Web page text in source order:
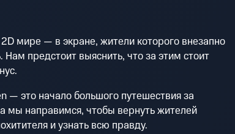
мире — в экране, жители которого внезапно
предстоит выяснить, что за этим стоит
— это начало большого путешествия за
мы направимся, чтобы вернуть жителей
и узнать всю правду.